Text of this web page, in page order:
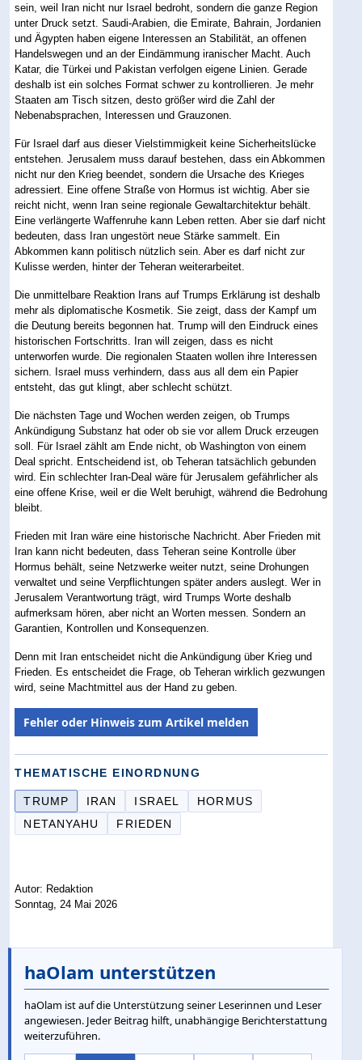
sein, weil Iran nicht nur Israel bedroht, sondern die ganze Region
unter Druck setzt. Saudi-Arabien, die Emirate, Bahrain, Jordanien
und Ägypten haben eigene Interessen an Stabilität, an offenen
Handelswegen und an der Eindämmung iranischer Macht. Auch
Katar, die Türkei und Pakistan verfolgen eigene Linien. Gerade
deshalb ist ein solches Format schwer zu kontrollieren. Je mehr
Staaten am Tisch sitzen, desto größer wird die Zahl der
Nebenabsprachen, Interessen und Grauzonen.
Für Israel darf aus dieser Vielstimmigkeit keine Sicherheitslücke
entstehen. Jerusalem muss darauf bestehen, dass ein Abkommen
nicht nur den Krieg beendet, sondern die Ursache des Krieges
adressiert. Eine offene Straße von Hormus ist wichtig. Aber sie
reicht nicht, wenn Iran seine regionale Gewaltarchitektur behält.
Eine verlängerte Waffenruhe kann Leben retten. Aber sie darf nicht
bedeuten, dass Iran ungestört neue Stärke sammelt. Ein
Abkommen kann politisch nützlich sein. Aber es darf nicht zur
Kulisse werden, hinter der Teheran weiterarbeitet.
Die unmittelbare Reaktion Irans auf Trumps Erklärung ist deshalb
mehr als diplomatische Kosmetik. Sie zeigt, dass der Kampf um
die Deutung bereits begonnen hat. Trump will den Eindruck eines
historischen Fortschritts. Iran will zeigen, dass es nicht
unterworfen wurde. Die regionalen Staaten wollen ihre Interessen
sichern. Israel muss verhindern, dass aus all dem ein Papier
entsteht, das gut klingt, aber schlecht schützt.
Die nächsten Tage und Wochen werden zeigen, ob Trumps
Ankündigung Substanz hat oder ob sie vor allem Druck erzeugen
soll. Für Israel zählt am Ende nicht, ob Washington von einem
Deal spricht. Entscheidend ist, ob Teheran tatsächlich gebunden
wird. Ein schlechter Iran-Deal wäre für Jerusalem gefährlicher als
eine offene Krise, weil er die Welt beruhigt, während die Bedrohung
bleibt.
Frieden mit Iran wäre eine historische Nachricht. Aber Frieden mit
Iran kann nicht bedeuten, dass Teheran seine Kontrolle über
Hormus behält, seine Netzwerke weiter nutzt, seine Drohungen
verwaltet und seine Verpflichtungen später anders auslegt. Wer in
Jerusalem Verantwortung trägt, wird Trumps Worte deshalb
aufmerksam hören, aber nicht an Worten messen. Sondern an
Garantien, Kontrollen und Konsequenzen.
Denn mit Iran entscheidet nicht die Ankündigung über Krieg und
Frieden. Es entscheidet die Frage, ob Teheran wirklich gezwungen
wird, seine Machtmittel aus der Hand zu geben.
Fehler oder Hinweis zum Artikel melden
THEMATISCHE EINORDNUNG
TRUMP IRAN ISRAEL
HORMUS
NETANYAHU
FRIEDEN
Autor: Redaktion
Sonntag, 24 Mai 2026
haOlam unterstützen
haOlam ist auf die Unterstützung seiner Leserinnen und Leser
angewiesen. Jeder Beitrag hilft, unabhängige Berichterstattung
weiterzuführen.